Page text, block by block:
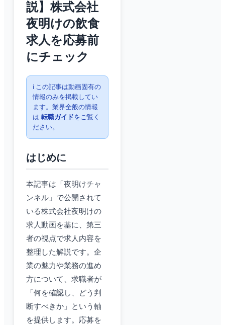
説】株式会社
夜明けの飲食
求人を応募前
にチェック
ℹ️ この記事は動画固有の
情報のみを掲載してい
ます。業界全般の情報
は 転職ガイドをご覧く
ださい。
はじめに
本記事は「夜明けチャ
ンネル」で公開されて
いる株式会社夜明けの
求人動画を基に、第三
者の視点で求人内容を
整理した解説です。企
業の魅力や業務の進め
方について、求職者が
「何を確認し、どう判
断すべきか」という軸
を提供します。応募を